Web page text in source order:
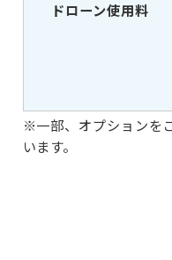
ドローン使用料
※一部、オプションを
います。